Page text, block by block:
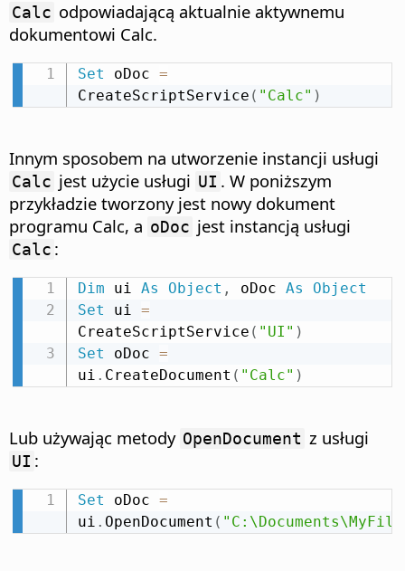
Calc odpowiadającą aktualnie aktywnemu
dokumentowi Calc.
Set oDoc =
CreateScriptService ( "Calc" )
Innym sposobem na utworzenie instancji usługi
Calc jest użycie usługi UI . W poniższym
przykładzie tworzony jest nowy dokument
programu Calc, a oDoc jest instancją usługi
Calc :
Dim ui As Object , oDoc As
Object
Set ui =
CreateScriptService ( "UI" )
Set oDoc =
ui . CreateDocument ( "Calc" )
Lub używając metody OpenDocument z usługi
UI :
Set oDoc =
ui . OpenDocument (